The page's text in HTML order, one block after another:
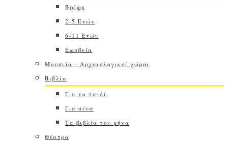
Βρέφη
2-5 Ετών
6-11 Ετών
Εφηβεία
Μουσεία - Αρχαιολογικοί χώροι
Βιβλία
Για το παιδί
Για σένα
Τα βιβλία του μήνα
Θέατρο